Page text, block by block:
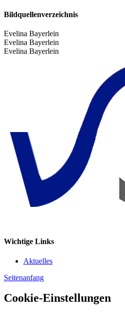
Bildquellenverzeichnis
Evelina Bayerlein
Evelina Bayerlein
Evelina Bayerlein
Wichtige Links
Aktuelles
Seitenanfang
Cookie-Einstellungen